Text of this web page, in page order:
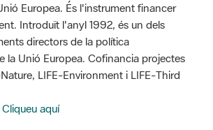
Europea. És l'instrument financer
Introduït l'anyl 1992, és un dels
directors de la política
la Unió Europea. Cofinancia projectes
LIFE-Environment i LIFE-Third
Cliqueu aquí